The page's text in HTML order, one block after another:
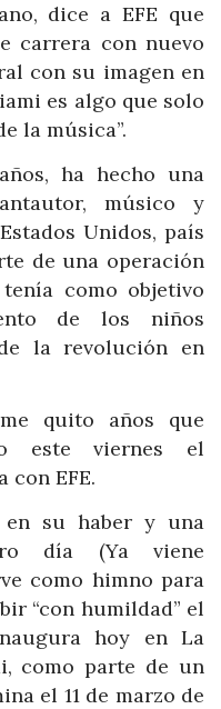
dice a EFE que
carrera con nuevo
con su imagen en
es algo que solo
la música”.
ha hecho una
músico y
Unidos, país
de una operación
tenía como objetivo
de los niños
la revolución en
quito años que
este viernes el
con EFE.
en su haber y una
día (Ya viene
como himno para
“con humildad” el
hoy en La
como parte de un
el 11 de marzo de